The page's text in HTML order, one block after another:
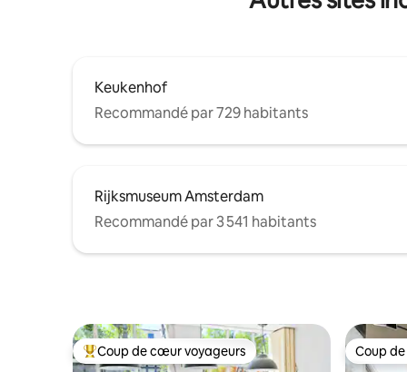
Keukenhof
Recommandé par 729 habitants
Rijksmuseum Amsterdam
Recommandé par 3 541 habitants
Coups de cœur voyageurs les plus appréciés
Coup de cœur voyageurs Coup
Coup